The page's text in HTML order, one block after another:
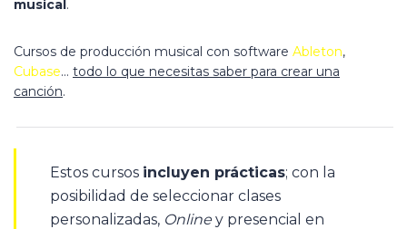
musical .
Cursos de producción musical con software Ableton,
Cubase… todo lo que necesitas saber para crear una
canción.
Estos cursos incluyen prácticas; con la
posibilidad de seleccionar clases
personalizadas, Online y presencial en